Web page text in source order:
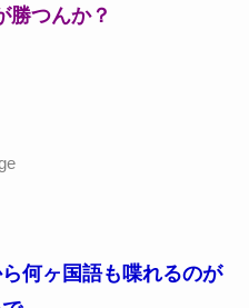
勝つんか？
何ヶ国語も喋れるのが